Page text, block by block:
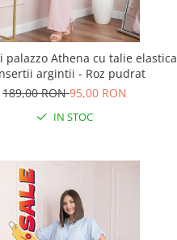
palazzo Athena cu talie elastica
argintii - Roz pudrat
189,00 RON95,00 RON
IN STOC